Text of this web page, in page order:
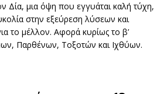
Δία, μια όψη που εγγυάται καλή τύχη,
στην εξεύρεση λύσεων και
το μέλλον. Αφορά κυρίως το β’
Παρθένων, Τοξοτών και Ιχθύων.